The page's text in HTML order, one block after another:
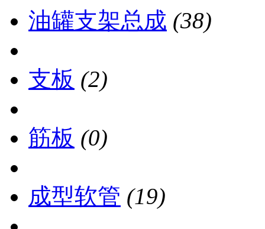
油罐支架总成 (38)
支板 (2)
筋板 (0)
成型软管 (19)